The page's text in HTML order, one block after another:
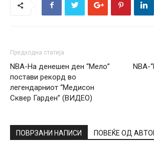
Предходна статија
NBA-На денешен ден “Мело”
постави рекорд во
легендарниот “Медисон
Сквер Гарден” (ВИДЕО)
NBA-
ПОВРЗАНИ НАПИСИ ПОВЕЌЕ ОД